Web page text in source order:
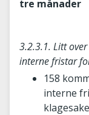
tre månader
3.2.3.1. Litt
interne fristar
158
interne